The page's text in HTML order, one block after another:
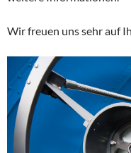
Wir freuen uns sehr auf